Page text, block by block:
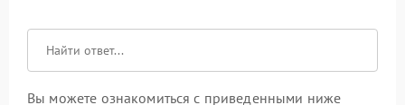
Вы можете ознакомиться с приведенными ниже